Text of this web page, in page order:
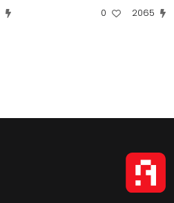
2065
0